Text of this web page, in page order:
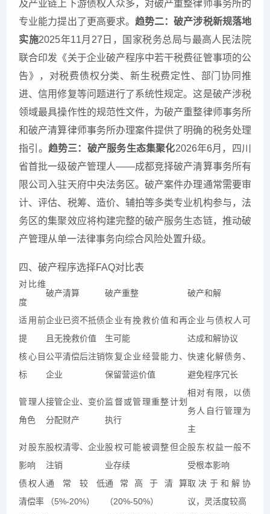
及产业链上下游债权人众多，对破产重整律师事务所的
专业能力提出了更高要求。趋势二：破产涉税新规落地
实施2025年11月27日，国家税务总局与最高人民法院
联合印发《关于企业破产程序中若干税费征管事项的公
告》，对税费债权分类、新生税费定性、部门协同推
进、信用修复等问题进行了系统性规定。这是破产涉税
领域最具操作性的规范性文件，为破产重整律师事务所
和破产清算律师事务所办理案件提供了明确的税务处理
指引。 趋势三：破产服务生态集聚化2026年6月，四川
省首批一级破产管理人——成都竞择破产清算事务所有
限公司入驻天府中央法务区。破产案件办理通常需要审
计、评估、税筹、造价、辅拍等多类专业机构参与，法
务区的集聚效应将构建完整的破产服务生态链，推动破
产管理从单一法律事务向综合风险处置升级。
四、破产程序选择FAQ对比表
对比维
度
破产清算 破产重整 破产和解
适用前
提
企业已资不抵债
且无挽救价值
企业有挽救价值和再
生可能
企业与债权人可
达成和解协议
核心目
标
公平清偿后注销
企业
恢复企业经营能力、
保留营运价值
快速化解债务、
避免程序冗长
管理人
角色
接管企业、变价
分配财产
监督或管理重整计划
执行
相对有限，以债
务人自行管理为
主
对股东
影响
股权清零、企业
注销
股权可能被调整但企
业存续
股东权益一般不
受根本影响
债权人
清偿率
通常较低
（5%-20%）
通常高于清算
（20%-50%）
取决于和解协
议，灵活度较高